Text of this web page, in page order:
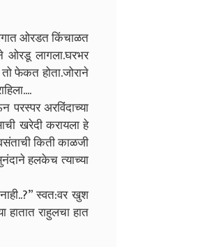
ओरडत किंचाळत
ओरडू लागला.घरभर
फेकत होता.जोराने
परस्पर अरविंदाच्या
खरेदी करायला हे
किती काळजी
हलकेच त्याच्या
?”स्वत:वर खुश
हातात राहुलचा हात